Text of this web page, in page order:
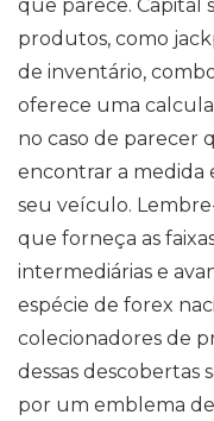
que parece. Capital
produtos, como
de inventário,
oferece uma
no caso de parecer
encontrar a medida
seu veículo.
que forneça as
intermediárias e
espécie de forex
colecionadores de
dessas descobertas
por um emblema